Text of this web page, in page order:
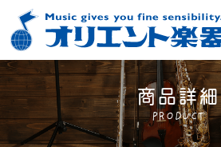
商品詳細
PRODUCT